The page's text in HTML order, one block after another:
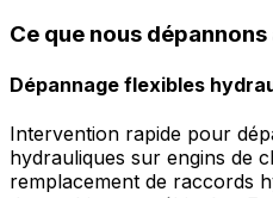
Ce que nous
Dépannage flexibles
Intervention rapide pour
hydrauliques sur engins de
remplacement de raccords